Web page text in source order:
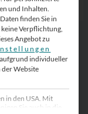
und Inhalten.
finden Sie in
keine Verpflichtung,
Angebot zu
aufgrund individueller
Website
in den USA. Mit
Sie auch in die